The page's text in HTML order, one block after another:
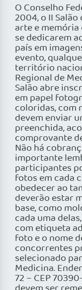
O Conselho
2004, o II
arte e
se dedicarem
país em
evento,
território
Regional de
Salão abre
em papel
coloridas, com
devem enviar
preenchida,
comprovante
Não há
importante
participantes
fotos em cada
obedecer ao
deverão estar
base, como
cada uma
com etiqueta
foto e o nome
concorrentes
selecionado
Medicina.
72 – CEP